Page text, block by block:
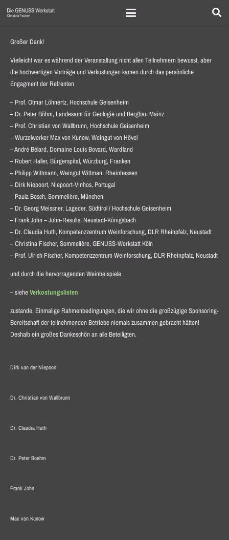
Großer Dank!
Vielleicht war es während der Veranstaltung nicht allen Teilnehmern bewusst, aber
die hochwertigen Vorträge und Verkostungen kamen durch das persönliche
Engagment der Refrenten
– Prof. Otmar Löhnertz, Hochschule Geisenheim
– Dr. Peter Böhm, Landesamt für Geologie und Bergbau Mainz
– Prof. Christian von Wallbrunn, Hochschule Geisenheim
– Wurzelwerker Max von Kunow, Weingut von Hövel
– André Bélard, Domaine Louis Bovard, Wardland
– Robert Haller, Bürgerspital, Würzburg, Franken
– Philipp Wittmann, Weingut Wittman, Rheinhessen
– Dirk Niepoort, Niepoort-Vinhos, Portugal
– Paula Bosch, Sommelière, München
– Dr. Georg Meissner, Lageder, Südtirol / Hochschule Geisenheim
– Frank John – John-Results, Neustadt-Königsbach
– Dr. Claudia Huth, Kompetenzzentrum Weinforschung, DLR Rheinpfalz, Neustadt
– Christina Fischer, Sommelière, GENUSS-Werkstatt Köln
– Prof. Ulrich Fischer, Kompetenzzentrum Weinforschung, DLR Rheinpfalz, Neustadt
und durch die hervorragenden Weinbeispiele
– sieheVerkostungslisten
zustande. Einmalige Rahmenbedingungen, die wir ohne die großzügige Sponsoring-
Bereitschaft der teilnehmenden Betriebe niemals zusammen gebracht hätten!
Deshalb ein großes Dankeschön an alle Beteiligten.
Dirk van der Niepoort
Dr. Christian von Wallbrunn
Dr. Claudia Huth
Dr. Peter Boehm
Frank John
Max von Kunow